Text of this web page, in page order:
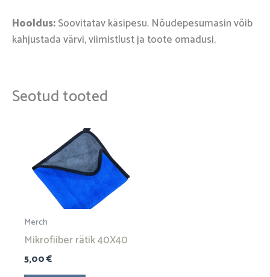
Hooldus:Soovitatav käsipesu. Nõudepesumasin võib
kahjustada värvi, viimistlust ja toote omadusi.
Seotud tooted
Merch
Mikrofiiber rätik 40X40
5,00€